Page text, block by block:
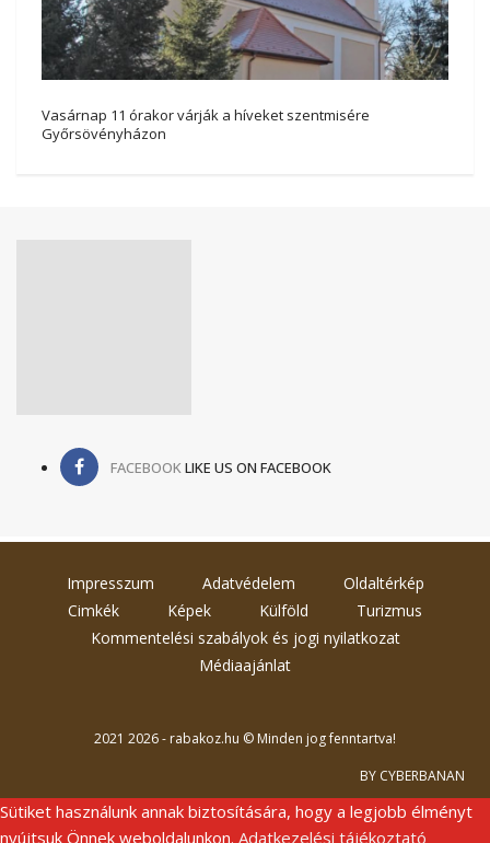
Vasárnap 11 órakor várják a híveket szentmisére
Győrsövényházon
FACEBOOKLIKE US ON FACEBOOK
Impresszum Adatvédelem
Oldaltérkép
Cimkék
Képek Külföld
Turizmus
Kommentelési szabályok és jogi nyilatkozat
Médiaajánlat
2021 2026 - rabakoz.hu © Minden jog fenntartva!
BY CYBERBANAN
Sütiket használunk annak biztosítására, hogy a legjobb élményt
nyújtsuk Önnek weboldalunkon. Adatkezelési tájékoztató